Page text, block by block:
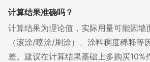
计算结果准确吗？
计算结果为理论值，实际用量可能因墙
（滚涂/喷涂/刷涂）、涂料稠度稀释等
差。建议在计算结果基础上多购买10%